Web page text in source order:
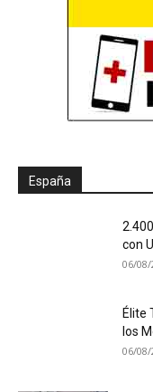
España
con
06/08/
Élite
los
06/08/